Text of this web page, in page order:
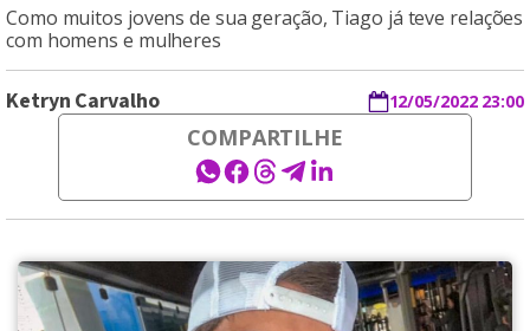
Como muitos jovens de sua geração, Tiago já teve relações
com homens e mulheres
Ketryn Carvalho 12/05/2022 23:00
COMPARTILHE